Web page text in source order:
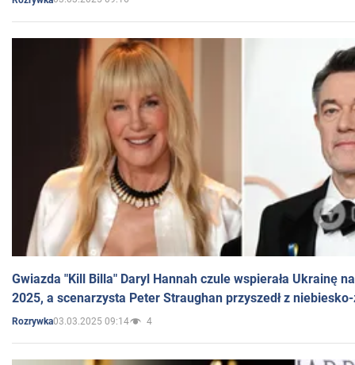
Gwiazda "Kill Billa" Daryl Hannah czule wspierała Ukrainę
2025, a scenarzysta Peter Straughan przyszedł z
Rozrywka03.03.2025 09:14 4